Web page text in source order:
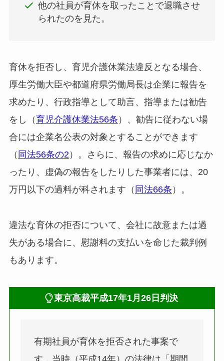
他の社員が育休を取ったことで退職させ
られたのを見た。
育休を拒否し、育児介護休業法違反となる場合、
厚生労働大臣や都道府県労働局長は企業に報告を
求めたり、行政指導として助言、指導または勧告
をし（育児介護休業法56条 ）、勧告に従わない場
合には企業名公表の対象とすることができます
（ 同法56条の2）。さらに、報告の求めに応じなか
ったり、虚偽の報告をしたりした事業者には、20
万円以下の過料が科されます（ 同法66条 ）。
違法な育休の拒否について、会社に故意または過
失がある場合に、慰謝料の支払いを命じた裁判例
もあります。
東京高裁平成17年1月26日判決
有期社員が育休を拒否された事案で